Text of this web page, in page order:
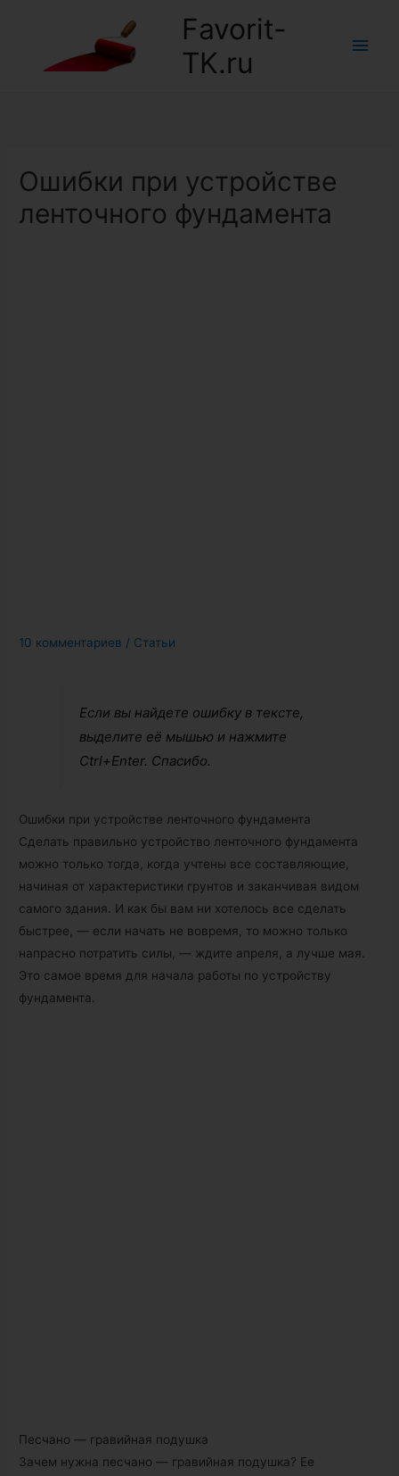
Favorit-
TK.ru
Ошибки при устройстве
ленточного фундамента
10 комментариев / Статьи
Если вы найдете ошибку в тексте,
выделите её мышью и нажмите
Ctrl+Enter. Спасибо.
Ошибки при устройстве ленточного фундамента
Сделать правильно устройство ленточного фундамента
можно только тогда, когда учтены все составляющие,
начиная от характеристики грунтов и заканчивая видом
самого здания. И как бы вам ни хотелось все сделать
быстрее, — если начать не вовремя, то можно только
напрасно потратить силы, — ждите апреля, а лучше мая.
Это самое время для начала работы по устройству
фундамента.
Песчано — гравийная подушка
Зачем нужна песчано — гравийная подушка? Ее